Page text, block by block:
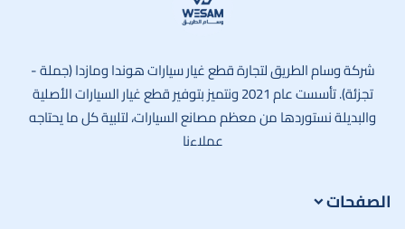
شركة وسام الطريق لتجارة قطع غيار سيارات هوندا ومازدا (جملة -
تجزئة). تأسست عام 2021 ونتميز بتوفير قطع غيار السيارات الأصلية
والبديلة نستوردها من معظم مصانع السيارات، لتلبية كل ما يحتاجه
عملاءنا
الصفحات